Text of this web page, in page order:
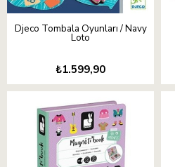
Djeco Tombala Oyunları / Navy
Loto
₺1.599,90